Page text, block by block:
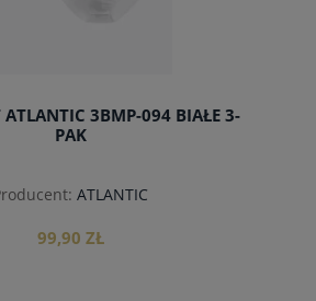
ATLANTIC 3BMP-094 BIAŁE 3-
PAK
ATLANTIC
99,90 ZŁ